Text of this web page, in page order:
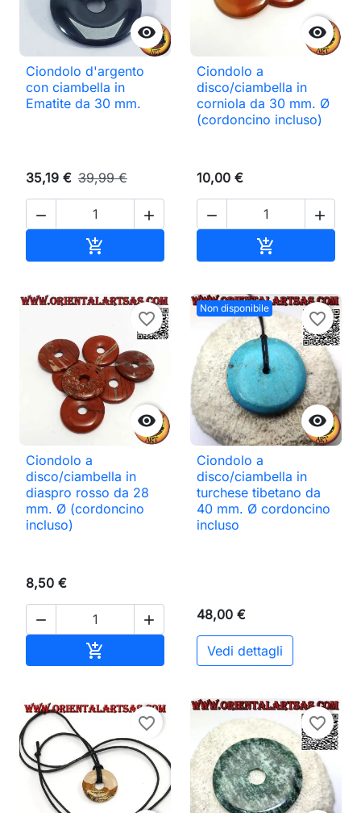

Ciondolo d'argento
con ciambella in
Ematite da 30 mm.
35,19 € 39,99 €
 


Ciondolo a
disco/ciambella in
corniola da 30 mm. Ø
(cordoncino incluso)
10,00 €
 


favorite_border
Ciondolo a
disco/ciambella in
diaspro rosso da 28
mm. Ø (cordoncino
incluso)
8,50 €
 
 Aggiungi al carrello
Non disponibile

favorite_border
Ciondolo a
disco/ciambella in
turchese tibetano da
40 mm. Ø cordoncino
incluso
48,00 €
Vedi dettagli
favorite_border favorite_border